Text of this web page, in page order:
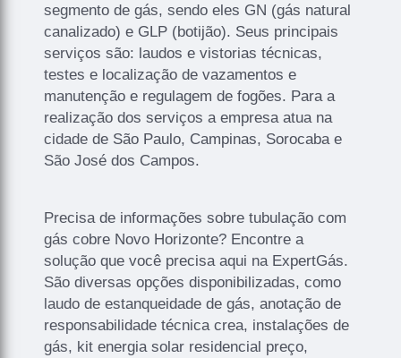
segmento de gás, sendo eles GN (gás natural
canalizado) e GLP (botijão). Seus principais
serviços são: laudos e vistorias técnicas,
testes e localização de vazamentos e
manutenção e regulagem de fogões. Para a
realização dos serviços a empresa atua na
cidade de São Paulo, Campinas, Sorocaba e
São José dos Campos.
Precisa de informações sobre tubulação com
gás cobre Novo Horizonte? Encontre a
solução que você precisa aqui na ExpertGás.
São diversas opções disponibilizadas, como
laudo de estanqueidade de gás, anotação de
responsabilidade técnica crea, instalações de
gás, kit energia solar residencial preço,